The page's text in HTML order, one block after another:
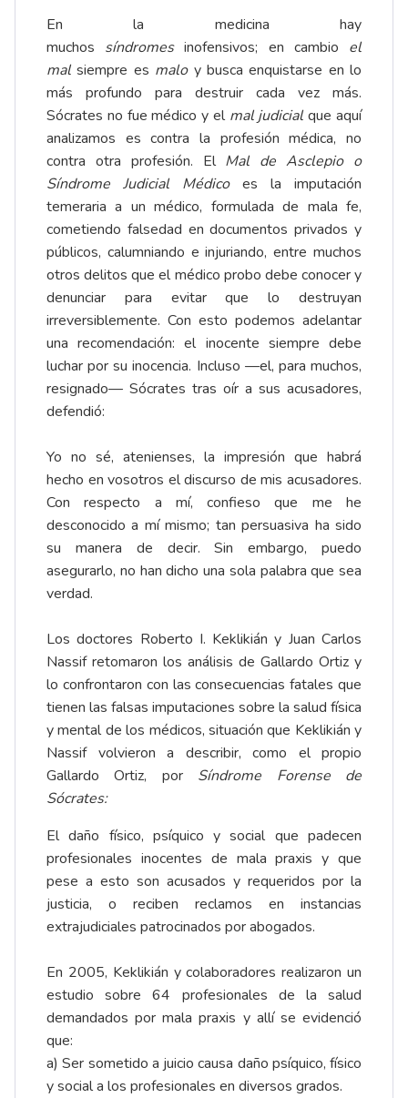
En la medicina hay
muchos síndromesinofensivos; en cambio el
malsiempre es maloy busca enquistarse en lo
más profundo para destruir cada vez más.
Sócrates no fue médico y el mal judicialque aquí
analizamos es contra la profesión médica, no
contra otra profesión. El Mal de Asclepio o
Síndrome Judicial Médicoes la imputación
temeraria a un médico, formulada de mala fe,
cometiendo falsedad en documentos privados y
públicos, calumniando e injuriando, entre muchos
otros delitos que el médico probo debe conocer y
denunciar para evitar que lo destruyan
irreversiblemente. Con esto podemos adelantar
una recomendación: el inocente siempre debe
luchar por su inocencia. Incluso —el, para muchos,
resignado— Sócrates tras oír a sus acusadores,
defendió:
Yo no sé, atenienses, la impresión que habrá
hecho en vosotros el discurso de mis acusadores.
Con respecto a mí, confieso que me he
desconocido a mí mismo; tan persuasiva ha sido
su manera de decir. Sin embargo, puedo
asegurarlo, no han dicho una sola palabra que sea
verdad.
Los doctores Roberto I. Keklikián y Juan Carlos
Nassif retomaron los análisis de Gallardo Ortiz y
lo confrontaron con las consecuencias fatales que
tienen las falsas imputaciones sobre la salud física
y mental de los médicos, situación que Keklikián y
Nassif volvieron a describir, como el propio
Gallardo Ortiz, por Síndrome Forense de
Sócrates:
El daño físico, psíquico y social que padecen
profesionales inocentes de mala praxis y que
pese a esto son acusados y requeridos por la
justicia, o reciben reclamos en instancias
extrajudiciales patrocinados por abogados.
En 2005, Keklikián y colaboradores realizaron un
estudio sobre 64 profesionales de la salud
demandados por mala praxis y allí se evidenció
que:
a) Ser sometido a juicio causa daño psíquico, físico
y social a los profesionales en diversos grados.